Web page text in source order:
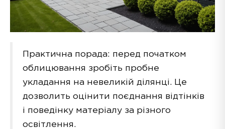
Практична порада: перед початком
облицювання зробіть пробне
укладання на невеликій ділянці. Це
дозволить оцінити поєднання відтінків
і поведінку матеріалу за різного
освітлення.